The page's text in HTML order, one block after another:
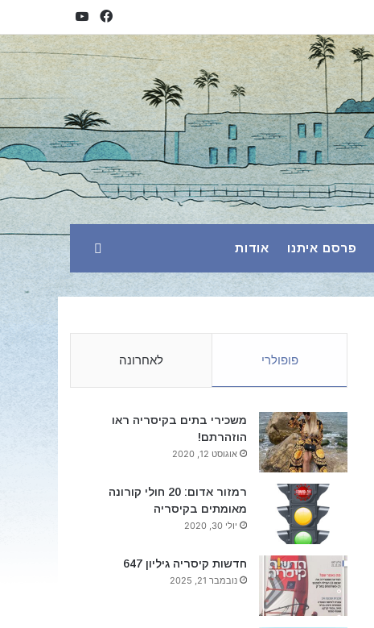
Facebook
פרסם איתנו אודות
פופולרי לאחרונה
משכירי בתים בקיסריה ראו
הוזהרתם!
אוגוסט 12, 2020
רמזור אדום: 20 חולי קורונה
מאומתים בקיסריה
יולי 30, 2020
חדשות קיסריה גיליון 647
נובמבר 21, 2025